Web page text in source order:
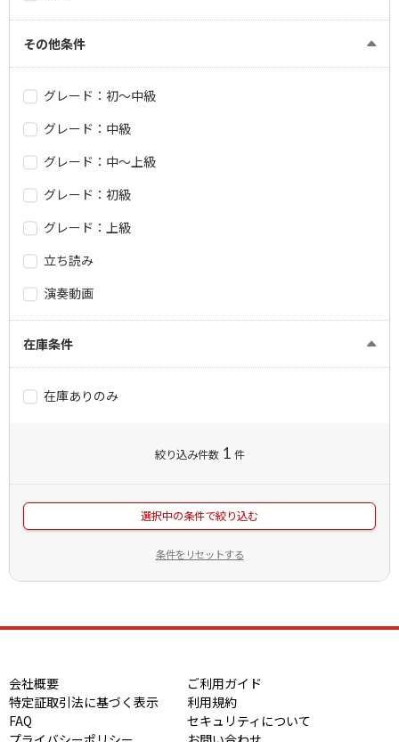
その他条件
グレード：初～中級
グレード：中級
グレード：中～上級
グレード：初級
グレード：上級
立ち読み
演奏動画
在庫条件
在庫ありのみ
絞り込み件数 1 件
選択中の条件で絞り込む
条件をリセットする
会社概要
ご利用ガイド
特定証取引法に基づく表示
利用規約
FAQ
セキュリティについて